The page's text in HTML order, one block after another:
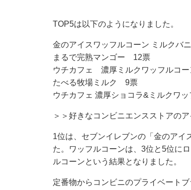
TOP5は以下のようになりました。
金のアイスワッフルコーン ミルクバ
まるで完熟マンゴー 12票
ウチカフェ 濃厚ミルクワッフルコ
たべる牧場ミルク 9票
ウチカフェ 濃厚ショコラ&ミルクワ
＞＞好きなコンビニエンスストアの
1位は、セブンイレブンの「金のアイ
た。ワッフルコーンは、3位と5位に
ルコーンという結果となりました。
定番物からコンビニのプライベート